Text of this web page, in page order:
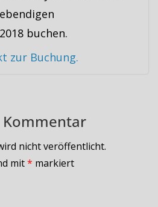
buchen.
zur Buchung.
Kommentar
nicht veröffentlicht.
mit* markiert